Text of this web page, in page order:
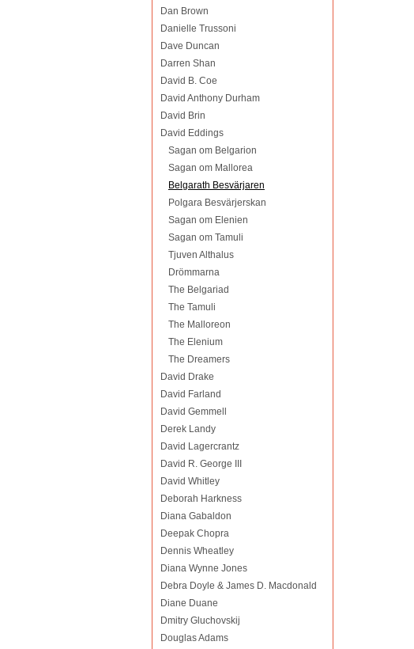
Dan Brown
Danielle Trussoni
Dave Duncan
Darren Shan
David B. Coe
David Anthony Durham
David Brin
David Eddings
Sagan om Belgarion
Sagan om Mallorea
Belgarath Besvärjaren
Polgara Besvärjerskan
Sagan om Elenien
Sagan om Tamuli
Tjuven Althalus
Drömmarna
The Belgariad
The Tamuli
The Malloreon
The Elenium
The Dreamers
David Drake
David Farland
David Gemmell
Derek Landy
David Lagercrantz
David R. George III
David Whitley
Deborah Harkness
Diana Gabaldon
Deepak Chopra
Dennis Wheatley
Diana Wynne Jones
Debra Doyle & James D. Macdonald
Diane Duane
Dmitry Gluchovskij
Douglas Adams